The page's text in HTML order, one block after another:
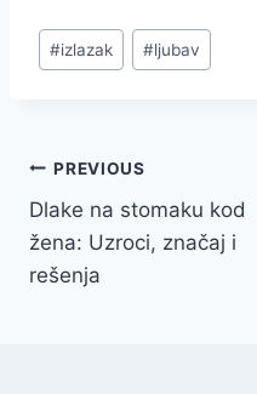
Post
Tags:
#izlazak #ljubav
Navigacija
članaka
PREVIOUS
Dlake na stomaku kod
žena: Uzroci, značaj i
rešenja